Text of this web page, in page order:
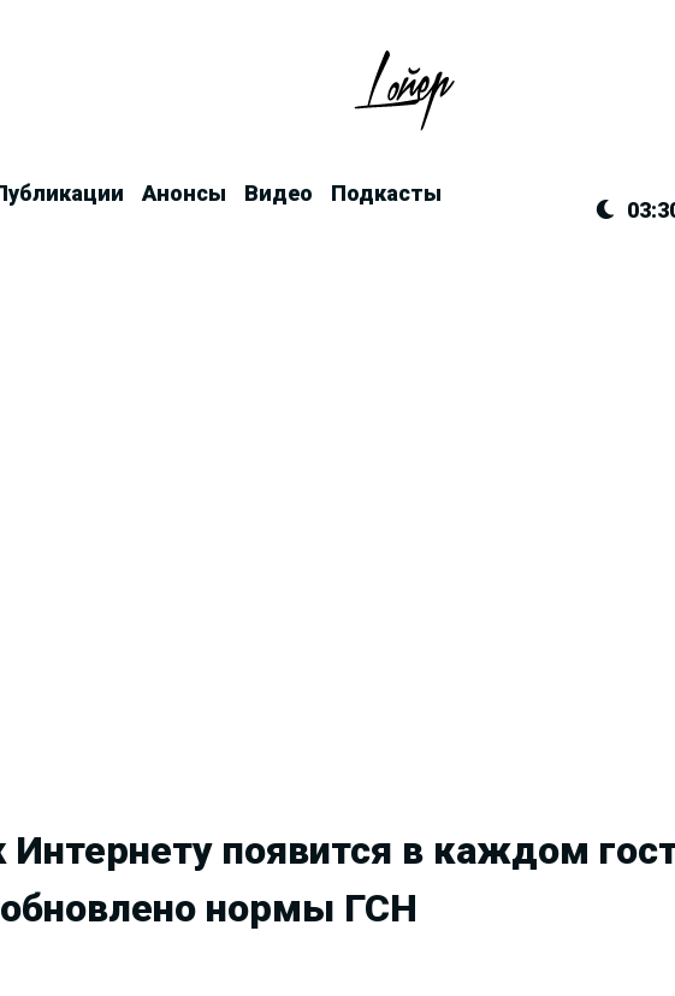
Анонсы Видео
Подкасты
Интернету появится в каждом
нормы ГСН